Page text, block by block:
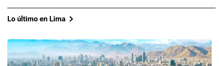
Lo último en Lima